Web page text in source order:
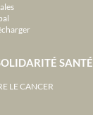
SANTÉ
LE CANCER